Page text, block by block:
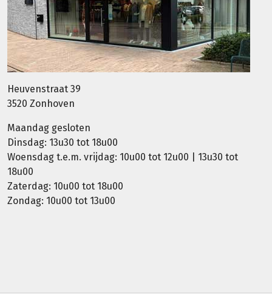
Heuvenstraat 39
3520 Zonhoven
Maandag gesloten
Dinsdag: 13u30 tot 18u00
Woensdag t.e.m. vrijdag: 10u00 tot 12u00 | 13u30 tot
18u00
Zaterdag: 10u00 tot 18u00
Zondag: 10u00 tot 13u00